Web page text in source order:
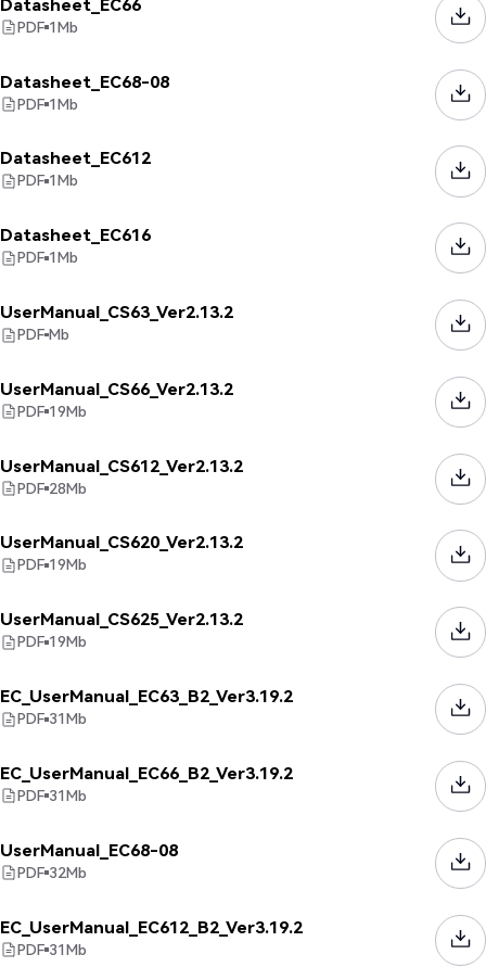
Datasheet_EC66
PDF 1Mb
Datasheet_EC68-08
PDF 1Mb
Datasheet_EC612
PDF 1Mb
Datasheet_EC616
PDF 1Mb
UserManual_CS63_Ver2.13.2
PDF Mb
UserManual_CS66_Ver2.13.2
PDF 19Mb
UserManual_CS612_Ver2.13.2
PDF 28Mb
UserManual_CS620_Ver2.13.2
PDF 19Mb
UserManual_CS625_Ver2.13.2
PDF 19Mb
EC_UserManual_EC63_B2_Ver3.19.2
PDF 31Mb
EC_UserManual_EC66_B2_Ver3.19.2
PDF 31Mb
UserManual_EC68-08
PDF 32Mb
EC_UserManual_EC612_B2_Ver3.19.2
PDF 31Mb